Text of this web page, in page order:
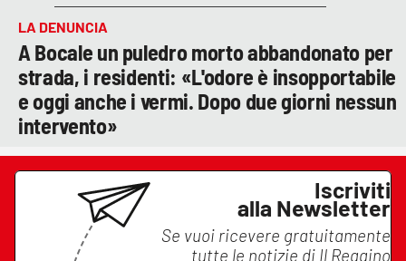
LA DENUNCIA
A Bocale un puledro morto abbandonato per
strada, i residenti: «L'odore è insopportabile
e oggi anche i vermi. Dopo due giorni nessun
intervento»
Iscriviti
alla Newsletter
Se vuoi ricevere gratuitamente
tutte le notizie di Il Reggino